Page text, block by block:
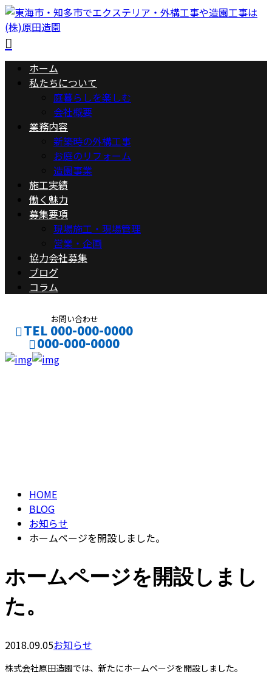
ホーム
私たちについて
庭暮らしを楽しむ
会社概要
業務内容
新築時の外構工事
お庭のリフォーム
造園事業
施工実績
働く魅力
募集要項
現場施工・現場管理
営業・企画
協力会社募集
ブログ
コラム
お問い合わせ
TEL 000-000-0000
000-000-0000
HOME
BLOG
お知らせ
ホームページを開設しました。
ホームページを開設しまし
た。
2018.09.05お知らせ
株式会社原田造園では、新たにホームページを開設しました。